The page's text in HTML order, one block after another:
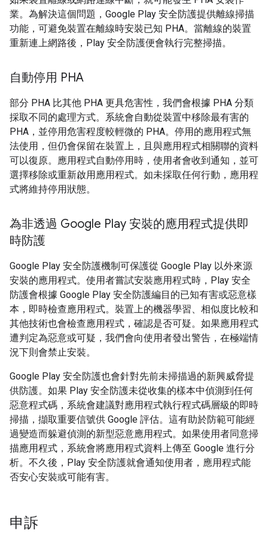
業。為解決這個問題，Google Play 安全防護提供離線掃描
功能，可避免裝置在離線時安裝已知 PHA。當離線的裝置
重新連上網路後，Play 安全防護便會執行完整掃描。
自動停用 PHA
部分 PHA 比其他 PHA 更具危害性，我們會根據 PHA 分類
採取不同的處理方式。系統會自動從裝置中移除最有害的
PHA，並停用危害程度較輕微的 PHA。停用的應用程式無
法使用，但仍會保留在裝置上，且與應用程式相關聯的資料
可以復原。應用程式自動停用時，使用者會收到通知，並可
選擇移除或重新啟用應用程式。如未採取任何行動，應用程
式將維持停用狀態。
為非透過 Google Play 安裝的應用程式提供即
時防護
Google Play 安全防護機制可保護從 Google Play 以外來源
安裝的應用程式。使用者嘗試安裝應用程式時，Play 安全
防護會根據 Google Play 安全防護編目的已知有害或惡意樣
本，即時檢查應用程式。裝置上的機器學習、相似度比較和
其他技術也會檢查應用程式，確認是否可疑。如果應用程式
遭判定為惡意或可疑，我們會向使用者發出警告，在極端情
況下則會禁止安裝。
Google Play 安全防護也會針對先前未掃描過的新興威脅提
供防護。如果 Play 安全防護未從收集的樣本中偵測到任何
惡意程式碼，系統會建議對應用程式執行程式碼層級的即時
掃描，擷取重要信號供 Google 評估。這有助於防範可能經
過變造而躲避偵測的新型惡意應用程式。如果使用者同意掃
描應用程式，系統會將應用程式資料上傳至 Google 進行分
析。不久後，Play 安全防護就會通知使用者，應用程式能
否安心安裝或可能有害。
申訴